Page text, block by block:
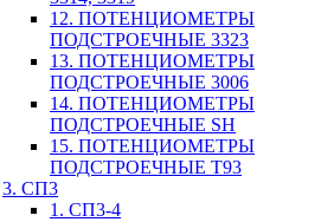
12. ПОТЕНЦИОМЕТРЫ
ПОДСТРОЕЧНЫЕ 3323
13. ПОТЕНЦИОМЕТРЫ
ПОДСТРОЕЧНЫЕ 3006
14. ПОТЕНЦИОМЕТРЫ
ПОДСТРОЕЧНЫЕ SH
15. ПОТЕНЦИОМЕТРЫ
ПОДСТРОЕЧНЫЕ Т93
3. СП3
1. СП3-4